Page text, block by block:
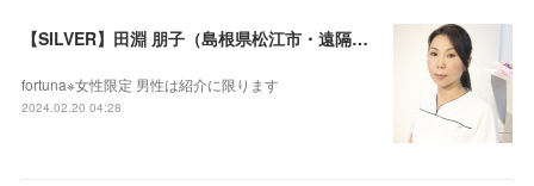
【SILVER】田淵 朋子（島根県松江市・遠隔セラピー可）
fortuna※女性限定 男性は紹介に限ります
2024.02.20 04:28